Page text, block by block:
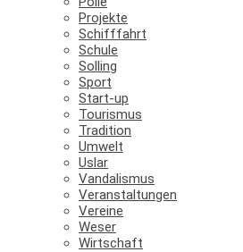
Projekte
Schifffahrt
Schule
Solling
Sport
Start-up
Tourismus
Tradition
Umwelt
Uslar
Vandalismus
Veranstaltungen
Vereine
Weser
Wirtschaft